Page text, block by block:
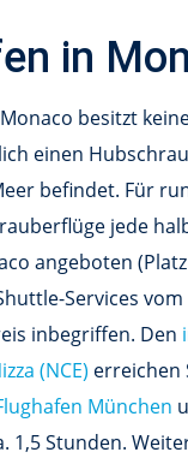
in
besitzt
einen
befindet. Für
jede
angeboten
Services
inbegriffen. Den
(NCE) erreichen
München
1,5 Stunden.